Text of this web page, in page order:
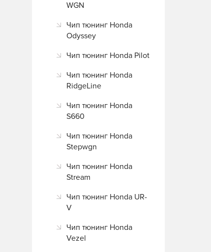
WGN
Чип тюнинг Honda
Odyssey
Чип тюнинг Honda Pilot
Чип тюнинг Honda
RidgeLine
Чип тюнинг Honda
S660
Чип тюнинг Honda
Stepwgn
Чип тюнинг Honda
Stream
Чип тюнинг Honda UR-
V
Чип тюнинг Honda
Vezel